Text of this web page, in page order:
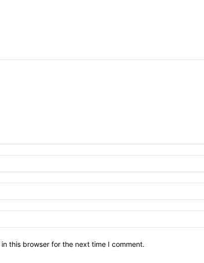
this browser for the next time I comment.